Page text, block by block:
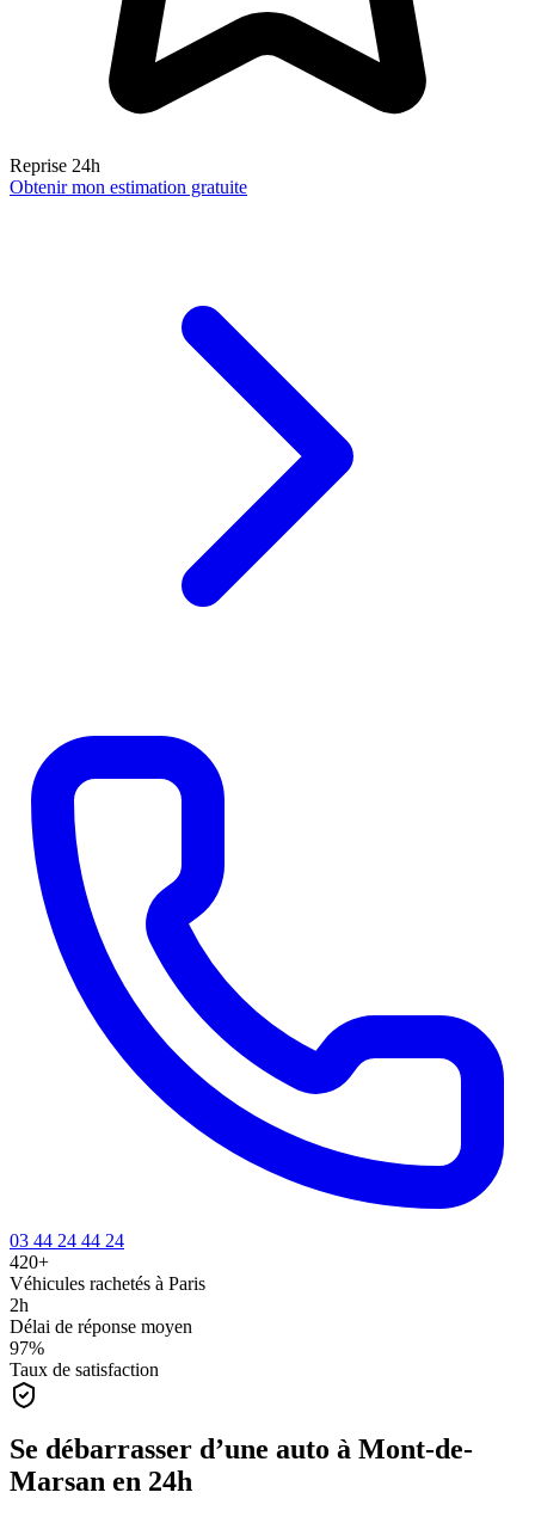
Reprise 24h
Obtenir mon estimation gratuite
03 44 24 44 24
420+
Véhicules rachetés à Paris
2h
Délai de réponse moyen
97%
Taux de satisfaction
Se débarrasser d’une auto à Mont-de-
Marsan en 24h